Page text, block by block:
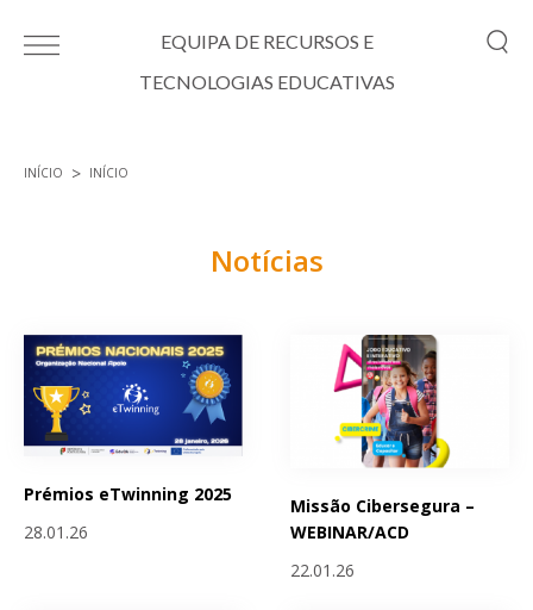
EQUIPA DE RECURSOS E
TECNOLOGIAS EDUCATIVAS
INÍCIO INÍCIO
Notícias
Prémios eTwinning 2025
28.01.26
Missão Cibersegura –
WEBINAR/ACD
22.01.26
Páginas